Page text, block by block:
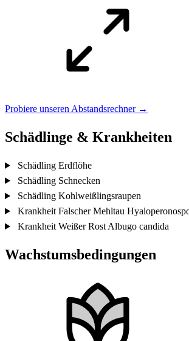
Probiere unseren Abstandsrechner →
Schädlinge & Krankheiten
Schädling Erdflöhe
Schädling Schnecken
Schädling Kohlweißlingsraupen
Krankheit Falscher Mehltau
Krankheit Weißer Rost Albugo candida
Wachstumsbedingungen